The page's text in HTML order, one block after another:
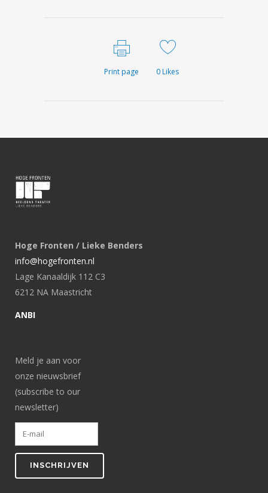
Print page 0Likes
Hoge Fronten / Lieke Benders
info@hogefronten.nl
Lage Kanaaldijk 112 C3
6212 NA Maastricht
ANBI
Meld je aan voor
onze nieuwsbrief
(subscribe to our
newsletter)